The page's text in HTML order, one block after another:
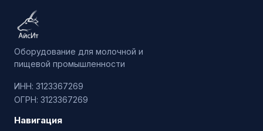
Оборудование для молочной и
пищевой промышленности
ИНН: 3123367269
ОГРН: 3123367269
Навигация